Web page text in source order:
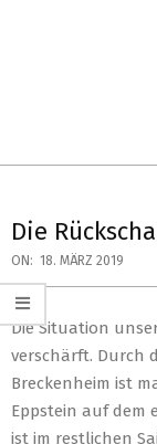
TG
Menu
Die
ON: 18. MÄRZ 2019
Die Situation
verschärft. Durch
Breckenheim ist
Eppstein auf dem
ist im restlichen